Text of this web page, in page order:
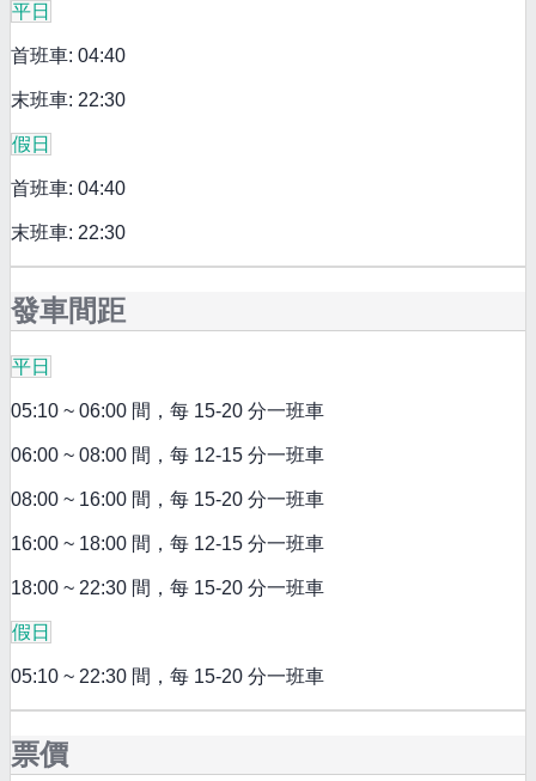
平日
首班車: 04:40
末班車: 22:30
假日
首班車: 04:40
末班車: 22:30
發車間距
平日
05:10 ~ 06:00 間，每 15-20 分一班車
06:00 ~ 08:00 間，每 12-15 分一班車
08:00 ~ 16:00 間，每 15-20 分一班車
16:00 ~ 18:00 間，每 12-15 分一班車
18:00 ~ 22:30 間，每 15-20 分一班車
假日
05:10 ~ 22:30 間，每 15-20 分一班車
票價